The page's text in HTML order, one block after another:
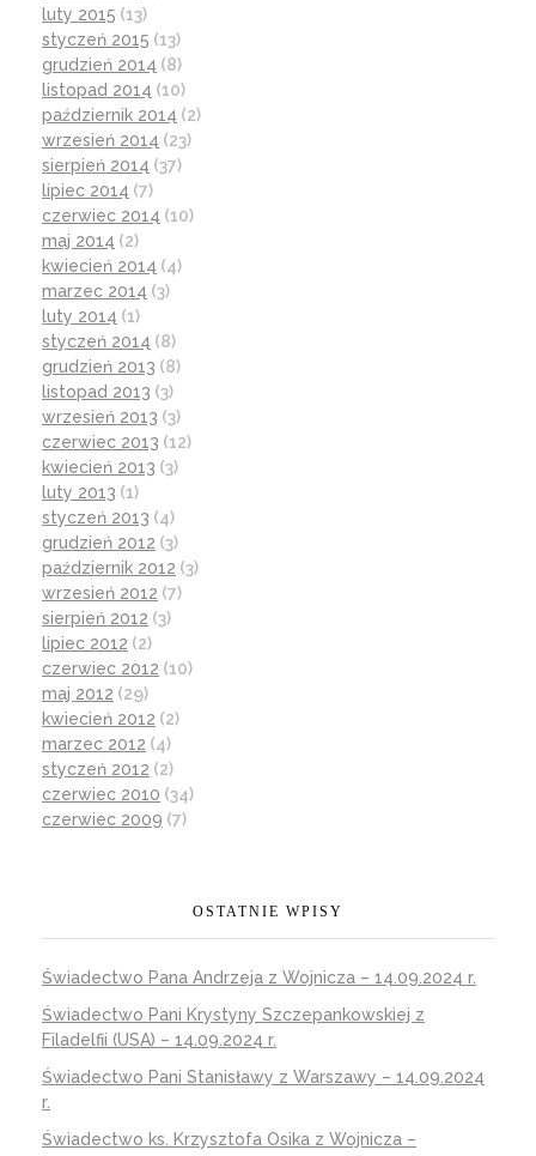
luty 2015 (13)
styczeń 2015 (13)
grudzień 2014 (8)
listopad 2014 (10)
październik 2014 (2)
wrzesień 2014 (23)
sierpień 2014 (37)
lipiec 2014 (7)
czerwiec 2014 (10)
maj 2014 (2)
kwiecień 2014 (4)
marzec 2014 (3)
luty 2014 (1)
styczeń 2014 (8)
grudzień 2013 (8)
listopad 2013 (3)
wrzesień 2013 (3)
czerwiec 2013 (12)
kwiecień 2013 (3)
luty 2013 (1)
styczeń 2013 (4)
grudzień 2012 (3)
październik 2012 (3)
wrzesień 2012 (7)
sierpień 2012 (3)
lipiec 2012 (2)
czerwiec 2012 (10)
maj 2012 (29)
kwiecień 2012 (2)
marzec 2012 (4)
styczeń 2012 (2)
czerwiec 2010 (34)
czerwiec 2009 (7)
OSTATNIE WPISY
Świadectwo Pana Andrzeja z Wojnicza – 14.09.2024 r.
Świadectwo Pani Krystyny Szczepankowskiej z
Filadelfii (USA) – 14.09.2024 r.
Świadectwo Pani Stanisławy z Warszawy – 14.09.2024
r.
Świadectwo ks. Krzysztofa Osika z Wojnicza –